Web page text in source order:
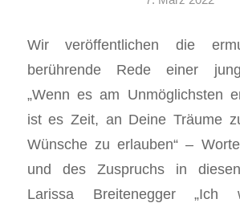
Wir veröffentlichen die
berührende Rede einer
„Wenn es am Unmöglichsten
ist es Zeit, an Deine Träume
Wünsche zu erlauben“ –
und des Zuspruchs in
Larissa Breitenegger „Ich